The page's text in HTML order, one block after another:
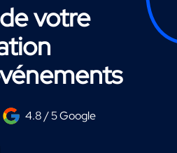
votre
4.8 / 5 Google